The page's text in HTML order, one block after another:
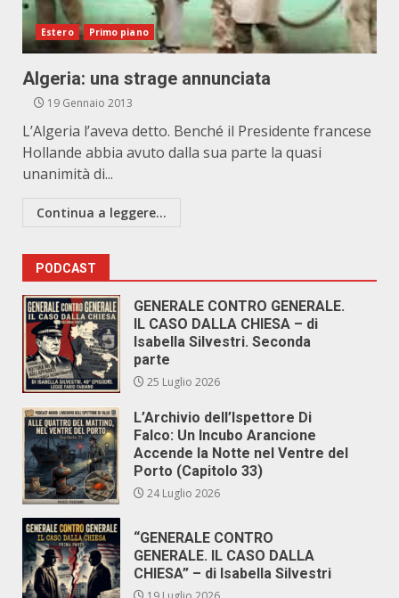
Estero Primo piano
Algeria: una strage annunciata
19 Gennaio 2013
L’Algeria l’aveva detto. Benché il Presidente francese
Hollande abbia avuto dalla sua parte la quasi
unanimità di...
Continua a leggere...
PODCAST
GENERALE CONTRO GENERALE.
IL CASO DALLA CHIESA – di
Isabella Silvestri. Seconda
parte
25 Luglio 2026
L’Archivio dell’Ispettore Di
Falco: Un Incubo Arancione
Accende la Notte nel Ventre del
Porto (Capitolo 33)
24 Luglio 2026
“GENERALE CONTRO
GENERALE. IL CASO DALLA
CHIESA” – di Isabella Silvestri